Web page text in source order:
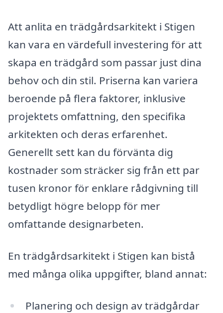
Att anlita en trädgårdsarkitekt i Stigen
kan vara en värdefull investering för att
skapa en trädgård som passar just dina
behov och din stil. Priserna kan variera
beroende på flera faktorer, inklusive
projektets omfattning, den specifika
arkitekten och deras erfarenhet.
Generellt sett kan du förvänta dig
kostnader som sträcker sig från ett par
tusen kronor för enklare rådgivning till
betydligt högre belopp för mer
omfattande designarbeten.
En trädgårdsarkitekt i Stigen kan bistå
med många olika uppgifter, bland annat:
Planering och design av trädgårdar